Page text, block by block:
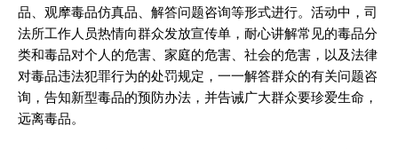
品、观摩毒品仿真品、解答问题咨询等形式进行。活动中，司
法所工作人员热情向群众发放宣传单，耐心讲解常见的毒品分
类和毒品对个人的危害、家庭的危害、社会的危害，以及法律
对毒品违法犯罪行为的处罚规定，一一解答群众的有关问题咨
询，告知新型毒品的预防办法，并告诫广大群众要珍爱生命，
远离毒品。